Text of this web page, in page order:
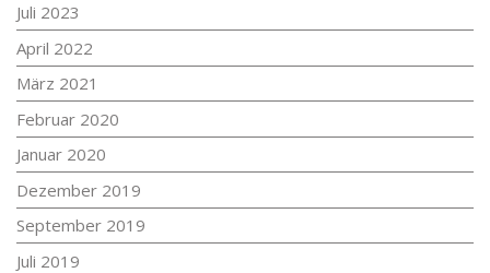
Juli 2023
April 2022
März 2021
Februar 2020
Januar 2020
Dezember 2019
September 2019
Juli 2019